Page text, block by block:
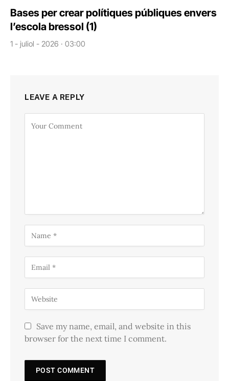
Bases per crear polítiques públiques envers
l’escola bressol (1)
1 - juliol - 2026 · 03:00
LEAVE A REPLY
Save my name, email, and website in this
browser for the next time I comment.